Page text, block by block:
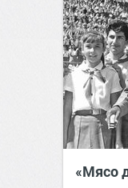
«Мясо